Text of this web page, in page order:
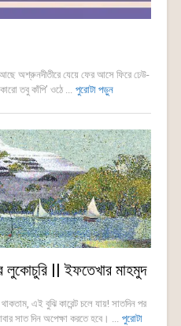
আছে অশ্রুনদীতীরে যেয়ে ফের আসে ফিরে ঢেউ-
তবু কাঁপি’ ওঠে ... পুরোটা পড়ুন
লুকোচুরি || ইফতেখার মাহমুদ
এই বুঝি কারেন্ট চলে যায়! সাতদিন পর
সাত দিন অপেক্ষা করতে হবে। ... পুরোটা